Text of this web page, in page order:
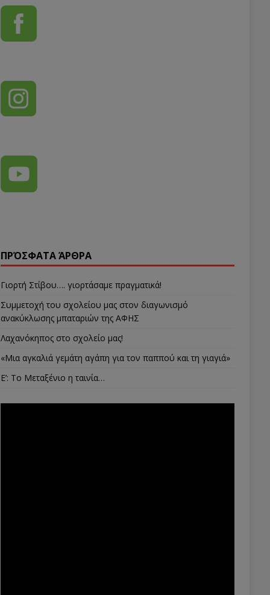
ΠΡΌΣΦΑΤΑ ΆΡΘΡΑ
Γιορτή Στίβου…. γιορτάσαμε πραγματικά!
Συμμετοχή του σχολείου μας στον διαγωνισμό
ανακύκλωσης μπαταριών της ΑΦΗΣ
Λαχανόκηπος στο σχολείο μας!
«Μια αγκαλιά γεμάτη αγάπη για τον παππού και τη γιαγιά»
E’: Το Μεταξένιο η ταινία…